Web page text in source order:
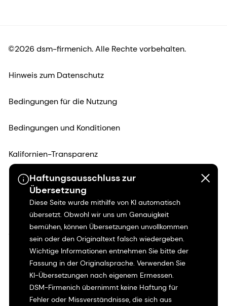
Haftungsausschluss zur
Übersetzung
Diese Seite wurde mithilfe von KI automatisch
übersetzt. Obwohl wir uns um Genauigkeit
bemühen, können Übersetzungen unvollkommen
sein oder den Originaltext falsch wiedergeben.
Wichtige Informationen entnehmen Sie bitte der
Fassung in der Originalsprache. Verwenden Sie
KI-Übersetzungen nach eigenem Ermessen.
DSM-Firmenich übernimmt keine Haftung für
Fehler oder Missverständnisse, die sich aus
©2026 dsm-firmenich. Alle Rechte vorbehalten.
Hinweis zum Datenschutz
Bedingungen für die Nutzung
Bedingungen und Konditionen
Kalifornien-Transparenz
Erklärung zur Zugänglichkeit
Rechtliche Informationen
Sitemap